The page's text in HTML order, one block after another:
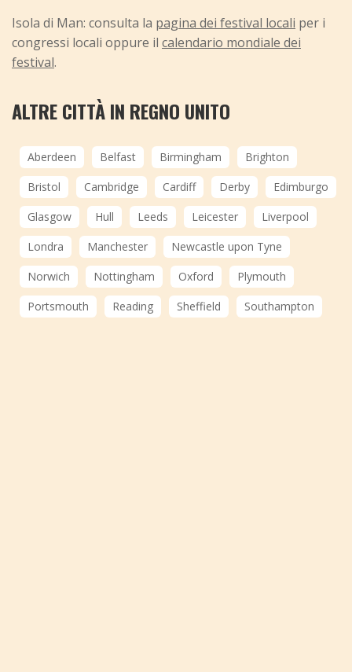
Isola di Man: consulta la pagina dei festival locali per i
congressi locali oppure il calendario mondiale dei
festival.
ALTRE CITTÀ IN REGNO UNITO
Aberdeen Belfast Birmingham
Brighton
Bristol
Cambridge Cardiff Derby
Edimburgo
Glasgow
Hull Leeds Leicester
Liverpool
Londra
Manchester
Newcastle upon Tyne
Norwich
Nottingham Oxford
Plymouth
Portsmouth
Reading Sheffield Southampton